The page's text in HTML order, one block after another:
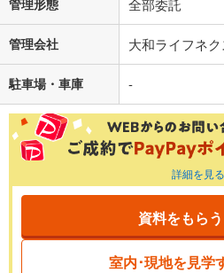
管理形態 全部委託
管理会社 大和ライフネク
駐車場・車庫 -
詳細を見る
資料をもらう
室内･現地を見学